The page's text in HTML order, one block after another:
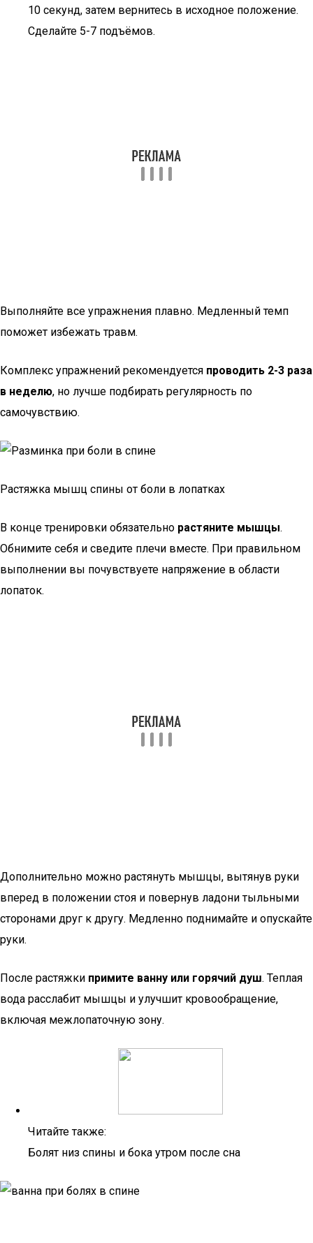
10 секунд, затем вернитесь в исходное положение.
Сделайте 5-7 подъёмов.
Выполняйте все упражнения плавно. Медленный темп
поможет избежать травм.
Комплекс упражнений рекомендуется проводить 2-3 раза
в неделю, но лучше подбирать регулярность по
самочувствию.
Растяжка мышц спины от боли в лопатках
В конце тренировки обязательно растяните мышцы.
Обнимите себя и сведите плечи вместе. При правильном
выполнении вы почувствуете напряжение в области
лопаток.
Дополнительно можно растянуть мышцы, вытянув руки
вперед в положении стоя и повернув ладони тыльными
сторонами друг к другу. Медленно поднимайте и опускайте
руки.
После растяжки примите ванну или горячий душ. Теплая
вода расслабит мышцы и улучшит кровообращение,
включая межлопаточную зону.
Читайте также:
Болят низ спины и бока утром после сна